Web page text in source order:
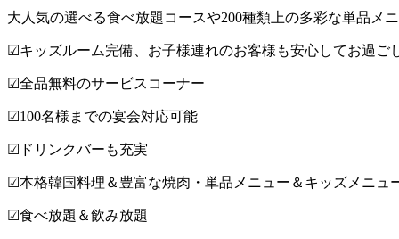
大人気の選べる食べ放題コースや200種類上の多彩な単品メ
☑︎キッズルーム完備、お子様連れのお客様も安心してお過ご
☑︎全品無料のサービスコーナー
☑︎100名様までの宴会対応可能
☑︎ドリンクバーも充実
☑︎本格韓国料理＆豊富な焼肉・単品メニュー＆キッズメニュ
☑︎食べ放題＆飲み放題